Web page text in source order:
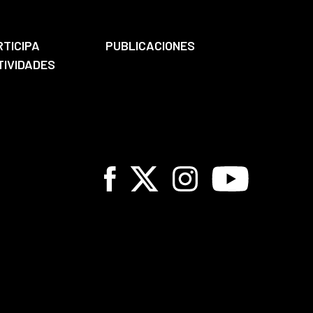
PUBLICACIONES
Facebook
X InstagramYoutube